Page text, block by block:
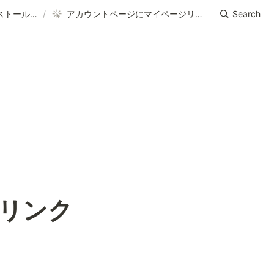
コードのインストール方法を教えてください / アカウントページにマイページリンクを表示させる方法 Search
ンク